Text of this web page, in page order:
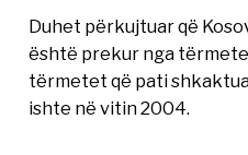
Duhet përkujtuar që
është prekur nga
tërmetet që pati
ishte në vitin 2004.